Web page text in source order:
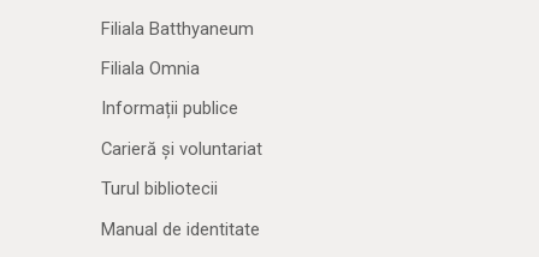
Filiala Batthyaneum
Filiala Omnia
Informații publice
Carieră și voluntariat
Turul bibliotecii
Manual de identitate